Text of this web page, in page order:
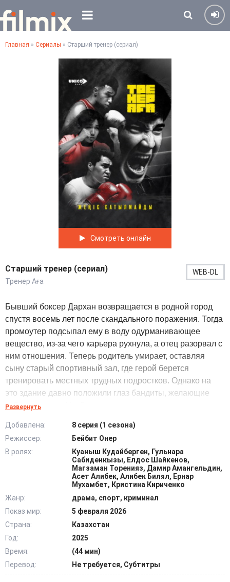
Главная » Сериалы » Старший тренер (сериал)
Смотреть онлайн
Старший тренер (сериал)
Тренер Аға
WEB-DL
Бывший боксер Дархан возвращается в родной город
спустя восемь лет после скандального поражения. Тогда
промоутер подсыпал ему в воду одурманивающее
вещество, из-за чего карьера рухнула, а отец разорвал с
ним отношения. Теперь родитель умирает, оставляя
сыну старый спортивный зал, где герой берется
тренировать местных трудных подростков. Однако на
это здание давно положили глаз бандиты, желающие
забрать землю. Чтобы отстоять помещение, наставнику
отборочный турнир. Подготовка идет тяжело, ребятам не
хватает инвентаря, поэтому Дархан вынужден просить
помощи у других специалистов. Ситуация ухудшается,
когда конкурент по имени Айтказы начинает
саботировать процесс, пытаясь грязными методами
выбить учеников из сетки до начала спаррингов. Желая
уберечь подопечных от криминала, чемпион обращается
за поддержкой к старому товарищу. Вскоре мужчина
осознает, что этот давний друг заранее передал
бандитам ключи от зала. @Filmix.fan
Развернуть
Добавлена:
8 серия (1 сезона)
Режиссер:
Бейбит Онер
В ролях:
Куаныш Кудайберген, Гульнара
Сабиденкызы, Елдос Шайкенов,
Магзаман Торенияз, Дамир Амангельдин,
Асет Алибек, Алибек Билял, Ернар
Мухамбет, Кристина Кириченко
Жанр:
драма, спорт, криминал
Показ мир:
5 февраля 2026
Страна:
Казахстан
Год:
2025
Время:
(44 мин)
Перевод:
Не требуется, Субтитры